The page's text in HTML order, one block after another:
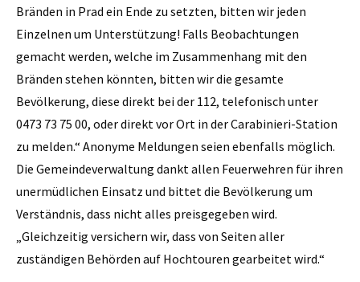
Bränden in Prad ein Ende zu setzten, bitten wir jeden
Einzelnen um Unterstützung! Falls Beobachtungen
gemacht werden, welche im Zusammenhang mit den
Bränden stehen könnten, bitten wir die gesamte
Bevölkerung, diese direkt bei der 112, telefonisch unter
0473 73 75 00, oder direkt vor Ort in der Carabinieri-Station
zu melden.“ Anonyme Meldungen seien ebenfalls möglich.
Die Gemeindeverwaltung dankt allen Feuerwehren für ihren
unermüdlichen Einsatz und bittet die Bevölkerung um
Verständnis, dass nicht alles preisgegeben wird.
„Gleichzeitig versichern wir, dass von Seiten aller
zuständigen Behörden auf Hochtouren gearbeitet wird.“